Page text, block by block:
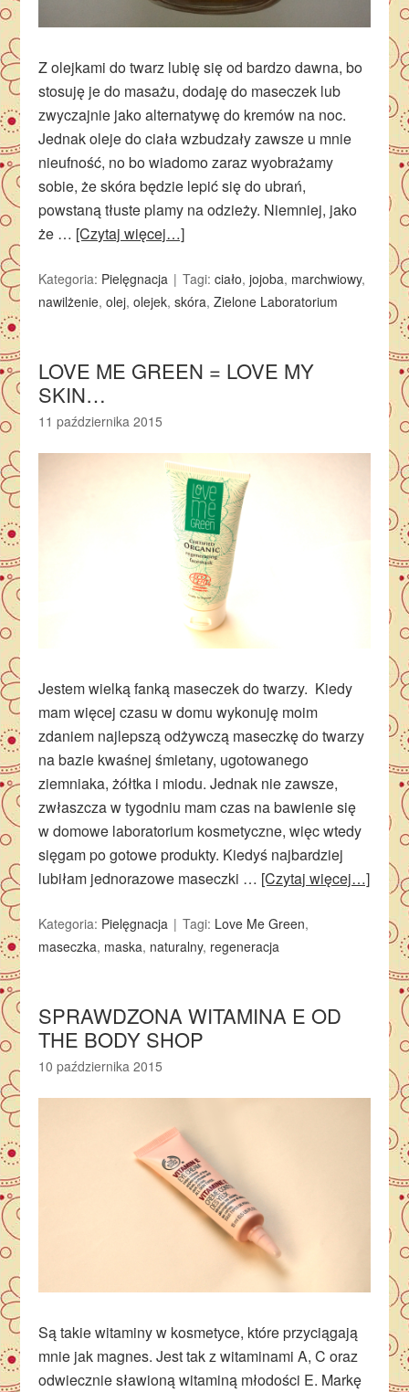
Z olejkami do twarz lubię się od bardzo dawna, bo
stosuję je do masażu, dodaję do maseczek lub
zwyczajnie jako alternatywę do kremów na noc.
Jednak oleje do ciała wzbudzały zawsze u mnie
nieufność, no bo wiadomo zaraz wyobrażamy
sobie, że skóra będzie lepić się do ubrań,
powstaną tłuste plamy na odzieży. Niemniej, jako
że … [Czytaj więcej…]
Kategoria: Pielęgnacja Tagi:ciało,jojoba, marchwiowy,
nawilżenie,olej,olejek,skóra,Zielone Laboratorium
LOVE ME GREEN = LOVE MY
SKIN…
11 października 2015
Jestem wielką fanką maseczek do twarzy. Kiedy
mam więcej czasu w domu wykonuję moim
zdaniem najlepszą odżywczą maseczkę do twarzy
na bazie kwaśnej śmietany, ugotowanego
ziemniaka, żółtka i miodu. Jednak nie zawsze,
zwłaszcza w tygodniu mam czas na bawienie się
w domowe laboratorium kosmetyczne, więc wtedy
sięgam po gotowe produkty. Kiedyś najbardziej
lubiłam jednorazowe maseczki … [Czytaj więcej…]
Kategoria: Pielęgnacja Tagi: Love Me Green,
maseczka, maska, naturalny, regeneracja
SPRAWDZONA WITAMINA E OD
THE BODY SHOP
10 października 2015
Są takie witaminy w kosmetyce, które przyciągają
mnie jak magnes. Jest tak z witaminami A, C oraz
odwiecznie sławioną witaminą młodości E. Markę